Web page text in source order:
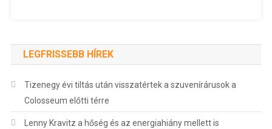
LEGFRISSEBB HÍREK
Tizenegy évi tiltás után visszatértek a szuvenírárusok a
Colosseum előtti térre
Lenny Kravitz a hőség és az energiahiány mellett is